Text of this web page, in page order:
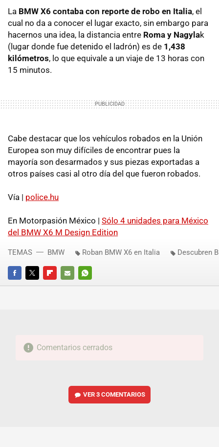
La BMW X6 contaba con reporte de robo en Italia, el
cual no da a conocer el lugar exacto, sin embargo para
hacernos una idea, la distancia entre Roma y Nagylak
(lugar donde fue detenido el ladrón) es de 1,438
kilómetros, lo que equivale a un viaje de 13 horas con
15 minutos.
Cabe destacar que los vehículos robados en la Unión
Europea son muy difíciles de encontrar pues la
mayoría son desarmados y sus piezas exportadas a
otros países casi al otro día del que fueron robados.
Vía | police.hu
En Motorpasión México | Sólo 4 unidades para México
del BMW X6 M Design Edition
FACEBOOKTWITTERFLIPBOARD
E-
WHATSAPP
TEMAS BMW Roban BMW X6 en Italia Descubren
Comentarios cerrados
VER3 COMENTARIOS